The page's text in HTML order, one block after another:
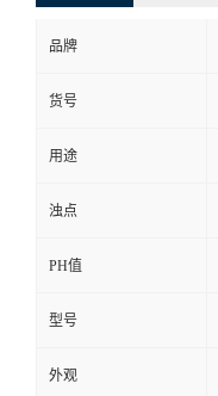
品牌
货号
用途
浊点
PH值
型号
外观